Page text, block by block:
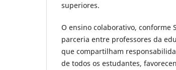
superiores.
O ensino colaborativo, conforme
parceria entre professores da
que compartilham
de todos os estudantes,